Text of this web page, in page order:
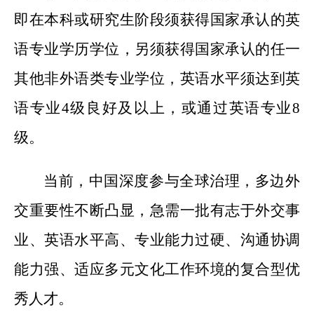
即在本科或研究生阶段须获得国家承认的英
语专业学历学位，另须获得国家承认的任一
其他非外语类专业学位，英语水平须达到英
语专业4级良好及以上，或通过英语专业8
级。
当前，中国深度参与全球治理，多边外
交重要性不断凸显，急需一批有志于外交事
业、英语水平高、专业能力过硬、沟通协调
能力强、适应多元文化工作环境的复合型优
秀人才。